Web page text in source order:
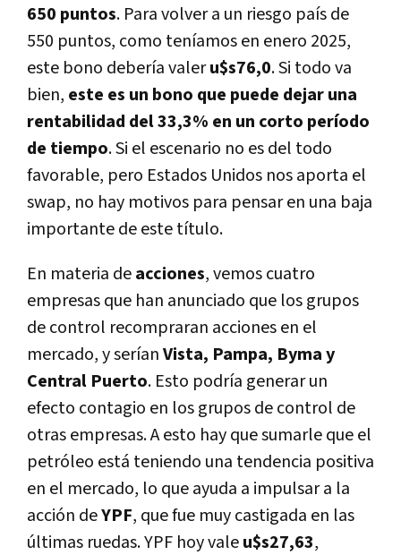
650 puntos. Para volver a un riesgo país de
550 puntos, como teníamos en enero 2025,
este bono debería valeru$s76,0. Si todo va
bien, este es un bono que puede dejar una
rentabilidad del 33,3% en un corto período
de tiempo. Si el escenario no es del todo
favorable, pero Estados Unidos nos aporta el
swap, no hay motivos para pensar en una baja
importante de este título.
En materia deacciones, vemos cuatro
empresas que han anunciado que los grupos
de control recompraran acciones en el
mercado, y seríanVista, Pampa, Byma y
Central Puerto. Esto podría generar un
efecto contagio en los grupos de control de
otras empresas. A esto hay que sumarle que el
petróleo está teniendo una tendencia positiva
en el mercado, lo que ayuda a impulsar a la
acción deYPF, que fue muy castigada en las
últimas ruedas. YPF hoy valeu$s27,63,